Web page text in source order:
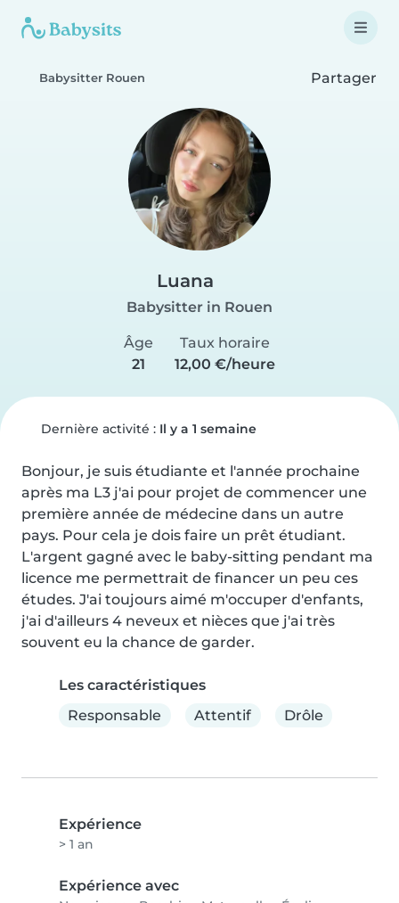
Babysitter Rouen Partager
Luana
Babysitter in Rouen
Âge
21
Taux horaire
12,00 €/heure
Dernière activité : Il y a 1 semaine
Bonjour, je suis étudiante et l'année prochaine
après ma L3 j'ai pour projet de commencer une
première année de médecine dans un autre
pays. Pour cela je dois faire un prêt étudiant.
L'argent gagné avec le baby-sitting pendant ma
licence me permettrait de financer un peu ces
études. J'ai toujours aimé m'occuper d'enfants,
j'ai d'ailleurs 4 neveux et nièces que j'ai très
souvent eu la chance de garder.
Les caractéristiques
Responsable
Attentif Drôle
Expérience
> 1 an
Expérience avec